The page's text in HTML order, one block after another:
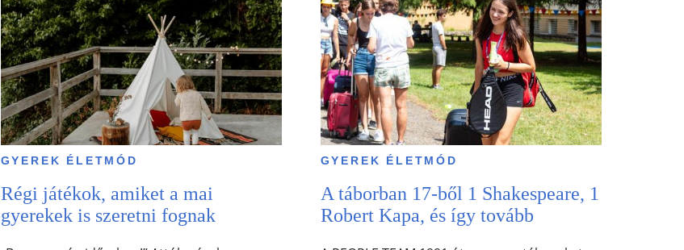
GYEREK ÉLETMÓD
Régi játékok, amiket a mai
gyerekek is szeretni fognak
GYEREK ÉLETMÓD
A táborban 17-ből 1 Shakespeare, 1
Robert Kapa, és így tovább